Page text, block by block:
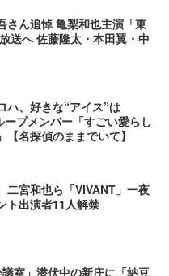
さん追悼 亀梨和也主演「東
送へ 佐藤隆太・本田翼・中
ハ、好きな“アイス”は
プメンバー「すごい愛らし
【名探偵のままでいて】
二宮和也ら「VIVANT」一夜
ト出演者11人解禁
議室」潜伏中の新庄に「納豆